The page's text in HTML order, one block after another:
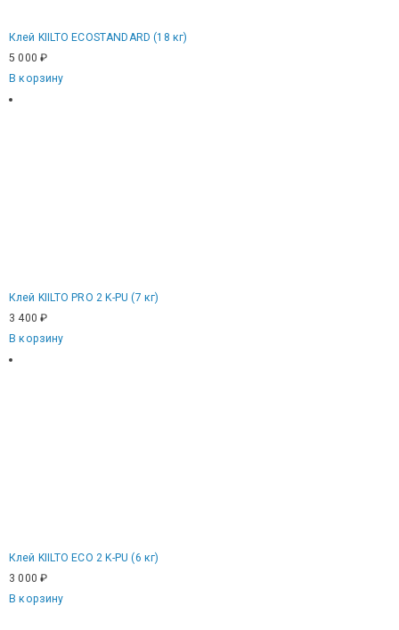
Клей KIILTO ECOSTANDARD (18 кг)
5 000₽
В корзину
Клей KIILTO PRO 2 K-PU (7 кг)
3 400₽
В корзину
Клей KIILTO ECO 2 K-PU (6 кг)
3 000₽
В корзину